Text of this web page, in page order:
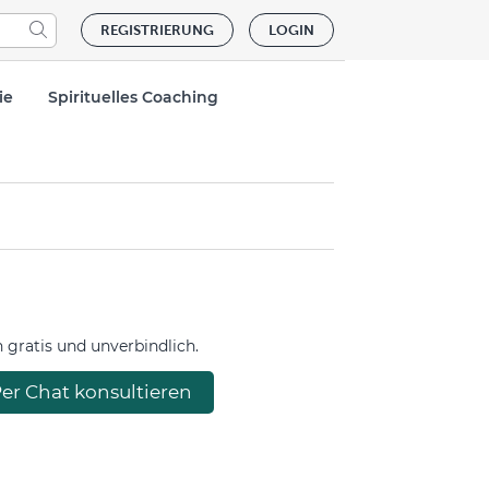
REGISTRIERUNG LOGIN
Spirituelles Coaching
und unverbindlich.
Chat konsultieren